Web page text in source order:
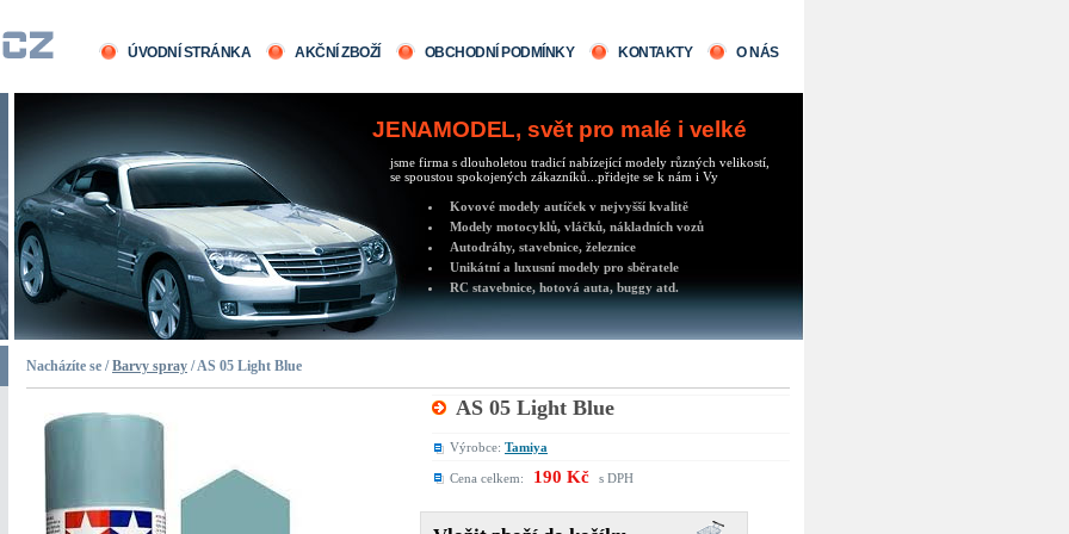
ÚVODNÍ STRÁNKA AKČNÍ ZBOŽÍ OBCHODNÍ PODMÍNKY KONTAKTY O NÁS
JENAMODEL, svět pro malé i velké
jsme firma s dlouholetou tradicí nabízející modely různých velikostí,
se spoustou spokojených zákazníků...přidejte se k nám i Vy
Kovové modely autíček v nejvyšší kvalitě
Modely motocyklů, vláčků, nákladních vozů
Autodráhy, stavebnice, železnice
Unikátní a luxusní modely pro sběratele
RC stavebnice, hotová auta, buggy atd.
Nacházíte se /Barvy spray / AS 05 Light Blue
AS 05 Light Blue
Výrobce: Tamiya
Cena celkem: 190 Kč s DPH